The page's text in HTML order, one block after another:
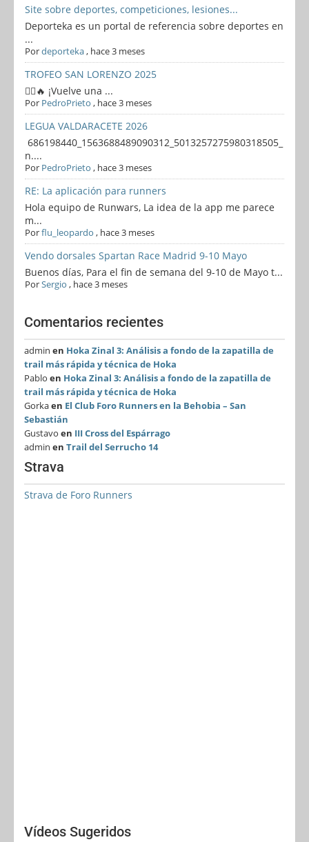
Site sobre deportes, competiciones, lesiones...
Deporteka es un portal de referencia sobre deportes en
...
Pordeporteka , hace 3 meses
TROFEO SAN LORENZO 2025
🏃‍♂️🔥 ¡Vuelve una ...
Por PedroPrieto , hace 3 meses
LEGUA VALDARACETE 2026
686198440_1563688489090312_5013257275980318505_
n....
Por PedroPrieto , hace 3 meses
RE: La aplicación para runners
Hola equipo de Runwars, La idea de la app me parece
m...
Porflu_leopardo , hace 3 meses
Vendo dorsales Spartan Race Madrid 9-10 Mayo
Buenos días, Para el fin de semana del 9-10 de Mayo t...
PorSergio , hace 3 meses
Comentarios recientes
admin en Hoka Zinal 3: Análisis a fondo de la zapatilla de
trail más rápida y técnica de Hoka
Pablo en Hoka Zinal 3: Análisis a fondo de la zapatilla de
trail más rápida y técnica de Hoka
Gorkaen El Club Foro Runners en la Behobia – San
Sebastián
Gustavo en III Cross del Espárrago
admin en Trail del Serrucho 14
Strava
Strava de Foro Runners
Vídeos Sugeridos